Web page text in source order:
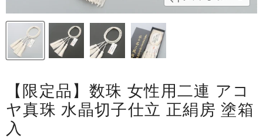
【限定品】数珠 女性用二連 アコ
ヤ真珠 水晶切子仕立 正絹房 塗箱
入